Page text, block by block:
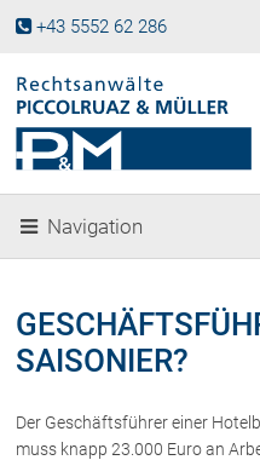
+43 5552 62 286
Fachgebiete
Gesellschaftsgründung &
Beteiligungen
Gewerberecht,
Immobilienrecht, Bauträgerrecht
Ferienimmobilien in Vorarlberg
Familienrecht und Scheidungen
Navigation
SAISONIER?
Der Geschäftsführer einer
muss knapp 23.000 Euro an